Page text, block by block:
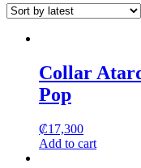
Collar
Pop
₡17,300
Add to cart